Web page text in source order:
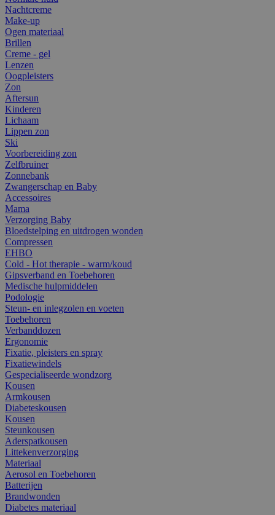
Nachtcreme
Make-up
Ogen materiaal
Brillen
Creme - gel
Lenzen
Oogpleisters
Zon
Aftersun
Kinderen
Lichaam
Lippen zon
Ski
Voorbereiding zon
Zelfbruiner
Zonnebank
Zwangerschap en Baby
Accessoires
Mama
Verzorging Baby
Bloedstelping en uitdrogen wonden
Compressen
EHBO
Cold - Hot therapie - warm/koud
Gipsverband en Toebehoren
Medische hulpmiddelen
Podologie
Steun- en inlegzolen en voeten
Toebehoren
Verbanddozen
Ergonomie
Fixatie, pleisters en spray
Fixatiewindels
Gespecialiseerde wondzorg
Kousen
Armkousen
Diabeteskousen
Kousen
Steunkousen
Aderspatkousen
Littekenverzorging
Materiaal
Aerosol en Toebehoren
Batterijen
Brandwonden
Diabetes materiaal